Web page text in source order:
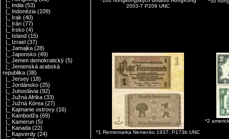
|_ India (53)
|_ Indonézia (109)
|_ Irak (40)
|_ Irán (77)
|_ Írsko (4)
|_ Island (15)
|_ Izrael (37)
|_ Jamajka (28)
|_ Japonsko (49)
|_ Jemen demokratický (5)
|_ Jemenská arabská
republika (38)
|_ Jersey (18)
|_ Jordánsko (25)
|_ Juhoslávia (92)
|_ Južná Afrika (33)
|_ Južná Kórea (27)
|_ Kajmanie ostrovy (16)
|_ Kambodža (69)
|_ Kamerun (5)
|_ Kanada (22)
|_ Kapverdy (24)
2003-7 P209 UNC
*1 Rentemarka Nemecko 1937, P173b UNC
*2